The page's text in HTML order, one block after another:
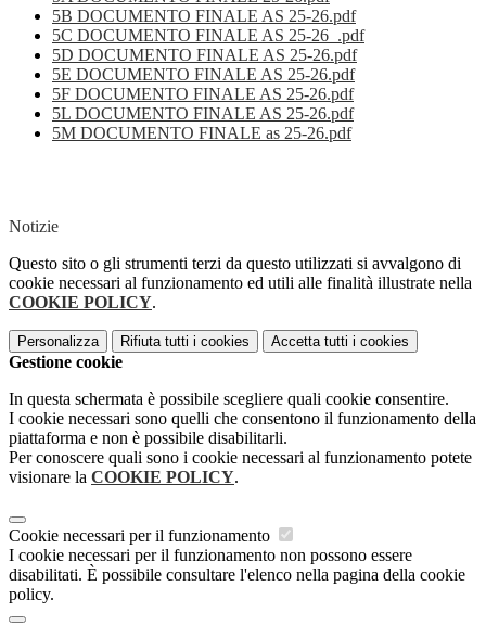
5B DOCUMENTO FINALE AS 25-26.pdf
5C DOCUMENTO FINALE AS 25-26_.pdf
5D DOCUMENTO FINALE AS 25-26.pdf
5E DOCUMENTO FINALE AS 25-26.pdf
5F DOCUMENTO FINALE AS 25-26.pdf
5L DOCUMENTO FINALE AS 25-26.pdf
5M DOCUMENTO FINALE as 25-26.pdf
Notizie
Questo sito o gli strumenti terzi da questo utilizzati si avvalgono di
cookie necessari al funzionamento ed utili alle finalità illustrate nella
COOKIE POLICY.
Personalizza Rifiuta tutti i cookies Accetta tutti i cookies
Gestione cookie
In questa schermata è possibile scegliere quali cookie consentire.
I cookie necessari sono quelli che consentono il funzionamento della
piattaforma e non è possibile disabilitarli.
Per conoscere quali sono i cookie necessari al funzionamento potete
visionare la COOKIE POLICY.
Cookie necessari per il funzionamento
I cookie necessari per il funzionamento non possono essere
disabilitati. È possibile consultare l'elenco nella pagina della cookie
policy.